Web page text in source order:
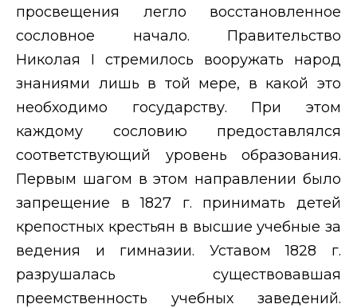
просвещения легло восстановленное
сословное начало. Правительство
Николая I стремилось вооружать народ
знаниями лишь в той мере, в какой это
необходимо государству. При этом
каждому сословию предоставлялся
соответствующий уровень образования.
Первым шагом в этом направлении было
запрещение в 1827 г. принимать детей
крепостных крестьян в высшие учебные за
ведения и гимназии. Уставом 1828 г.
разрушалась существовавшая
преемственность учебных заведений.